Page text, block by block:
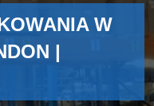
W
|